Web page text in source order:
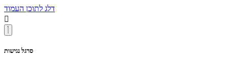
דלג לתוכן העמוד

סרגל נגישות